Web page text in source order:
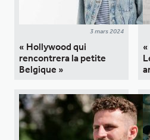
3 mars 2024
« Hollywood qui
rencontrera la petite
Belgique »